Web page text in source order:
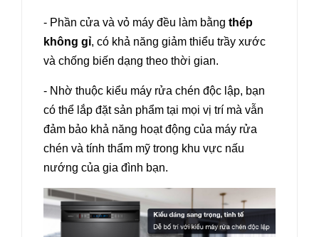
- Phần cửa và vỏ máy đều làm bằng thép
không gỉ, có khả năng giảm thiểu trầy xước
và chống biến dạng theo thời gian.
- Nhờ thuộc kiểu máy rửa chén độc lập, bạn
có thể lắp đặt sản phẩm tại mọi vị trí mà vẫn
đảm bảo khả năng hoạt động của máy rửa
chén và tính thẩm mỹ trong khu vực nấu
nướng của gia đình bạn.